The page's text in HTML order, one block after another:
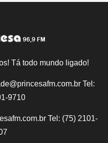
Tá todo mundo ligado!
Tel:
9710
Tel: (75) 2101-